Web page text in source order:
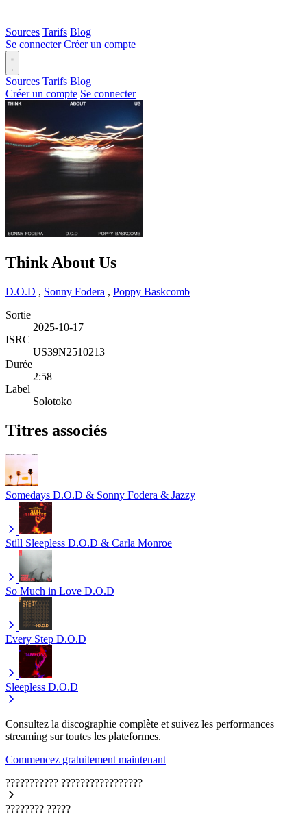
Sources Tarifs Blog
Se connecter Créer un compte
Sources Tarifs Blog
Créer un compte Se connecter
Think About Us
D.O.D , Sonny Fodera , Poppy Baskcomb
Sortie
2025-10-17
ISRC
US39N2510213
Durée
2:58
Label
Solotoko
Titres associés
Somedays D.O.D & Sonny Fodera & Jazzy
Still Sleepless D.O.D & Carla Monroe
So Much in Love D.O.D
Every Step D.O.D
Sleepless D.O.D
Consultez la discographie complète et suivez les performances
streaming sur toutes les plateformes.
Commencez gratuitement maintenant
??????????? ?????????????????
???????? ?????